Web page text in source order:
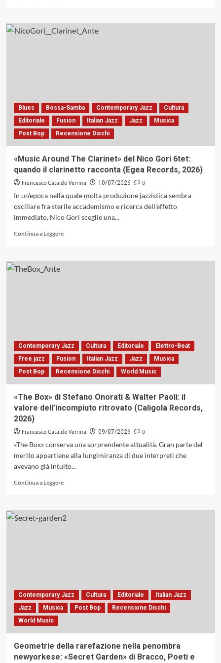
su
Lorenzo
dell’intesa,
l’armonia
delle
differenze
2026)
Blues Bossa-Samba Contemporary Jazz
Cultura
Editoriale
Fusion Italian Jazz Jazz
Musica
Post Bop
Recensione Dischi
«Music Around The Clarinet» del Nico Gori 6tet:
quando il clarinetto racconta (Egea Records, 2026)
Francesco Cataldo Verrina 10/07/2026
0
In un'epoca nella quale molta produzione jazzistica sembra
oscillare fra sterile accademismo e ricerca dell'effetto
immediato, Nico Gori sceglie una...
Continua a LeggereLeggi
su
quando
il
clarinetto
racconta
2026)
Contemporary Jazz Cultura Editoriale
Elettro-Beat
Free jazz
Fusion Italian Jazz Jazz
Musica
Post Bop
Recensione Dischi World Music
«The Box» di Stefano Onorati & Walter Paoli: il
valore dell’incompiuto ritrovato (Caligola Records,
2026)
Francesco Cataldo Verrina 09/07/2026
0
«The Box» conserva una sorprendente attualità. Gran parte del
merito appartiene alla lungimiranza di due interpreti che
avevano già intuito...
Continua a LeggereLeggi
su
«The
il
valore
dell’incompiuto
2026)
Contemporary Jazz Cultura Editoriale
Italian Jazz
Jazz
Musica Post Bop
Recensione Dischi
World Music
Geometrie della rarefazione nella penombra
newyorkese: «Secret Garden» di Bracco, Poeti e